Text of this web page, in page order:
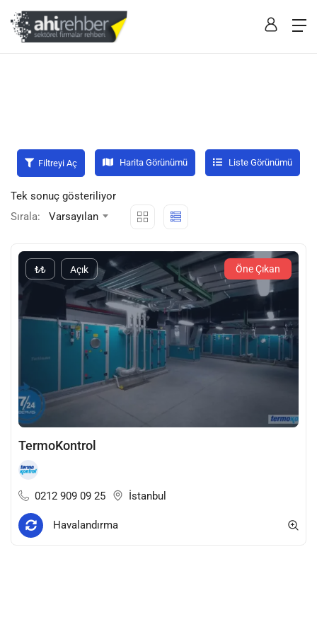
Filtreyi Aç Harita Görünümü Liste Görünümü
Tek sonuç gösteriliyor
Sırala:
Varsayılan
₺₺ Açık Öne Çıkan
TermoKontrol
0212 909 09 25 İstanbul
Havalandırma